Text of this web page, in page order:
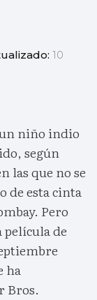
10
niño indio
según
las que no se
de esta cinta
Pero
de
ha
Bros.